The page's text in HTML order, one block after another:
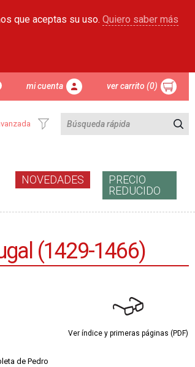
que aceptas su uso. Quiero saber más
mi cuenta ver carrito (0)
NOVEDADES
PRECIO
REDUCIDO
(1429-1466)
de Pedro
Ver índice y primeras páginas (PDF)